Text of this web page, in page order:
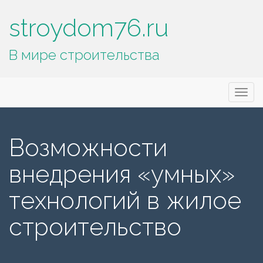
stroydom76.ru
В мире строительства
меню
Возможности
внедрения «умных»
технологий в жилое
строительство